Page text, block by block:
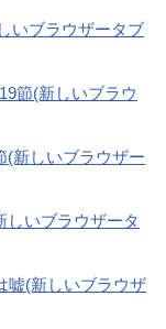
いブラウザータブ
節(新しいブラウ
(新しいブラウザー
しいブラウザータ
嘘(新しいブラウザ